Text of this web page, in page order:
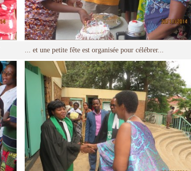
... et une petite fête est organisée pour célébrer...